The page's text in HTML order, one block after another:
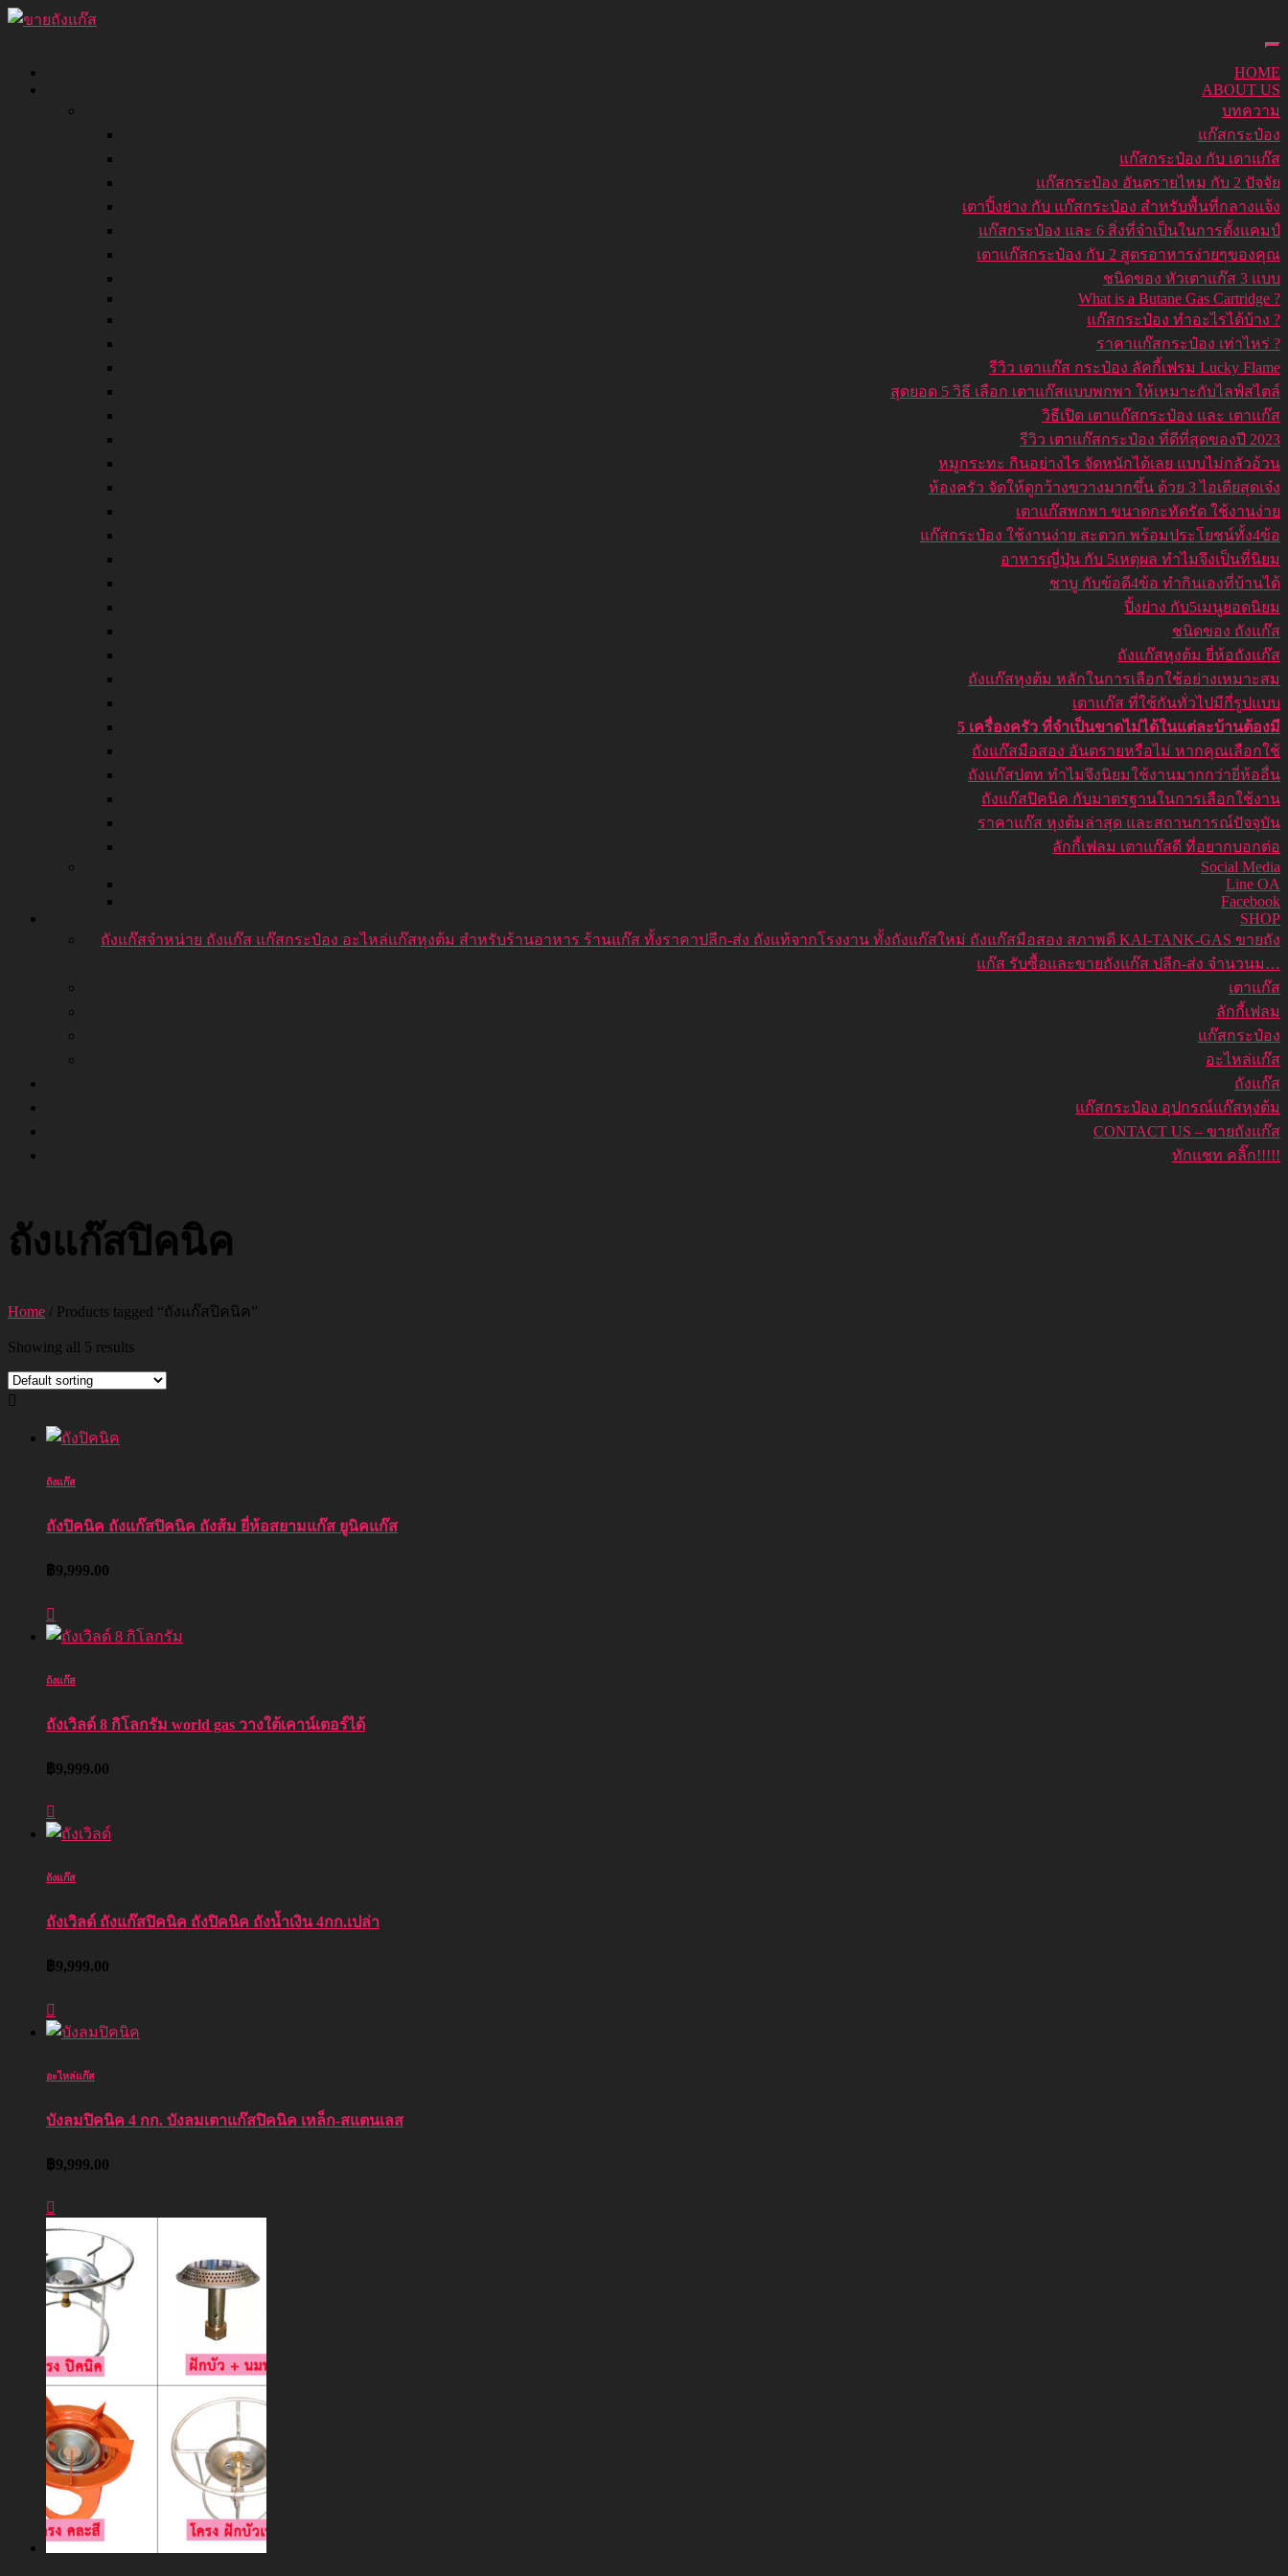
HOME
ABOUT US
บทความ
แก๊สกระป๋อง
แก๊สกระป๋อง กับ เตาแก๊ส
แก๊สกระป๋อง อันตรายไหม กับ 2 ปัจจัย
เตาปิ้งย่าง กับ แก๊สกระป๋อง สำหรับพื้นที่กลางแจ้ง
แก๊สกระป๋อง และ 6 สิ่งที่จำเป็นในการตั้งแคมป์
เตาแก๊สกระป๋อง กับ 2 สูตรอาหารง่ายๆของคุณ
ชนิดของ หัวเตาแก๊ส 3 แบบ
What is a Butane Gas Cartridge ?
แก๊สกระป๋อง ทำอะไรได้บ้าง ?
ราคาแก๊สกระป๋อง เท่าไหร่ ?
รีวิว เตาแก๊ส กระป๋อง ลัคกี้เฟรม Lucky Flame
สุดยอด 5 วิธี เลือก เตาแก๊สแบบพกพา ให้เหมาะกับไลฟ์สไตล์
วิธีเปิด เตาแก๊สกระป๋อง และ เตาแก๊ส
รีวิว เตาแก๊สกระป๋อง ที่ดีที่สุดของปี 2023
หมูกระทะ กินอย่างไร จัดหนักได้เลย แบบไม่กลัวอ้วน
ห้องครัว จัดให้ดูกว้างขวางมากขึ้น ด้วย 3 ไอเดียสุดเจ๋ง
เตาแก๊สพกพา ขนาดกะทัดรัด ใช้งานง่าย
แก๊สกระป๋อง ใช้งานง่าย สะดวก พร้อมประโยชน์ทั้ง4ข้อ
อาหารญี่ปุ่น กับ 5เหตุผล ทำไมจึงเป็นที่นิยม
ชาบู กับข้อดี4ข้อ ทำกินเองที่บ้านได้
ปิ้งย่าง กับ5เมนูยอดนิยม
ชนิดของ ถังแก๊ส
ถังแก๊สหุงต้ม ยี่ห้อถังแก๊ส
ถังแก๊สหุงต้ม หลักในการเลือกใช้อย่างเหมาะสม
เตาแก๊ส ที่ใช้กันทั่วไปมีกี่รูปแบบ
5 เครื่องครัว ที่จำเป็นขาดไม่ได้ในแต่ละบ้านต้องมี
ถังแก๊สมือสอง อันตรายหรือไม่ หากคุณเลือกใช้
ถังแก๊สปตท ทำไมจึงนิยมใช้งานมากกว่ายี่ห้ออื่น
ถังแก๊สปิคนิค กับมาตรฐานในการเลือกใช้งาน
ราคาแก๊ส หุงต้มล่าสุด และสถานการณ์ปัจจุบัน
ลักกี้เฟลม เตาแก๊สดี ที่อยากบอกต่อ
Social Media
Line OA
Facebook
SHOP
ถังแก๊สจำหน่าย ถังแก๊ส แก๊สกระป๋อง อะไหล่แก๊สหุงต้ม สำหรับร้านอาหาร ร้านแก๊ส ทั้งราคาปลีก-ส่ง ถังแท้จากโรงงาน ทั้งถังแก๊สใหม่ ถังแก๊สมือสอง สภาพดี KAI-TANK-GAS ขายถัง
แก๊ส รับซื้อและขายถังแก๊ส ปลีก-ส่ง จำนวนม…
เตาแก๊ส
ลักกี้เฟลม
แก๊สกระป๋อง
อะไหล่แก๊ส
ถังแก๊ส
แก๊สกระป๋อง อุปกรณ์แก๊สหุงต้ม
CONTACT US – ขายถังแก๊ส
ทักแชท คลิ๊ก!!!!!
ถังแก๊สปิคนิค
Home / Products tagged “ถังแก๊สปิคนิค”
Showing all 5 results
ถังแก๊ส
ถังปิคนิค ถังแก๊สปิคนิค ถังส้ม ยี่ห้อสยามแก๊ส ยูนิคแก๊ส
฿9,999.00
ถังแก๊ส
ถังเวิลด์ 8 กิโลกรัม world gas วางใต้เคาน์เตอร์ได้
฿9,999.00
ถังแก๊ส
ถังเวิลด์ ถังแก๊สปิคนิค ถังปิคนิค ถังน้ำเงิน 4กก.เปล่า
฿9,999.00
อะไหล่แก๊ส
บังลมปิคนิค 4 กก. บังลมเตาแก๊สปิคนิค เหล็ก-สแตนเลส
฿9,999.00